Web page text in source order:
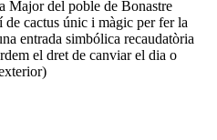
Major del poble de Bonastre
cactus únic i màgic per fer la
entrada simbólica recaudatòria
el dret de canviar el dia o